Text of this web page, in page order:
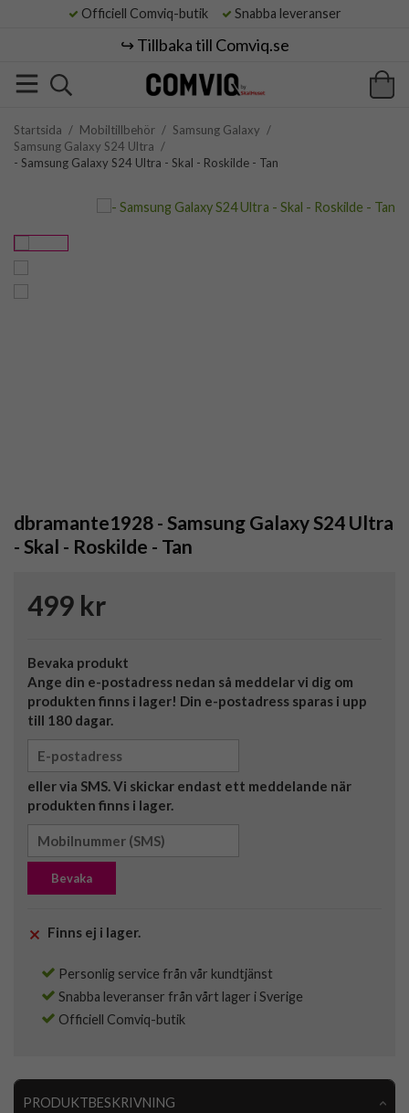
Officiell Comviq-butik Snabba leveranser
↪️ Tillbaka till Comviq.se
Startsida / Mobiltillbehör / Samsung Galaxy /
Samsung Galaxy S24 Ultra /
- Samsung Galaxy S24 Ultra - Skal - Roskilde - Tan
dbramante1928 - Samsung Galaxy S24 Ultra
- Skal - Roskilde - Tan
499 kr
Bevaka produkt
Ange din e-postadress nedan så meddelar vi dig om
produkten finns i lager! Din e-postadress sparas i upp
till 180 dagar.
eller via SMS. Vi skickar endast ett meddelande när
produkten finns i lager.
Bevaka
Finns ej i lager.
Personlig service från vår kundtjänst
Snabba leveranser från vårt lager i Sverige
Officiell Comviq-butik
PRODUKTBESKRIVNING